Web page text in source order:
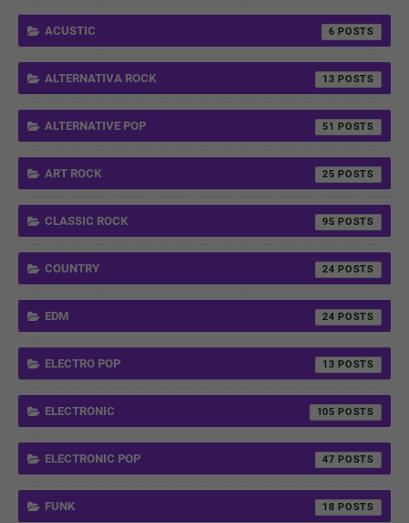
ACUSTIC 6
ALTERNATIVA ROCK 13
ALTERNATIVE POP 51
ART ROCK 25
CLASSIC ROCK 95
COUNTRY 24
EDM 24
ELECTRO POP 13
ELECTRONIC 105
ELECTRONIC POP 47
FUNK 18